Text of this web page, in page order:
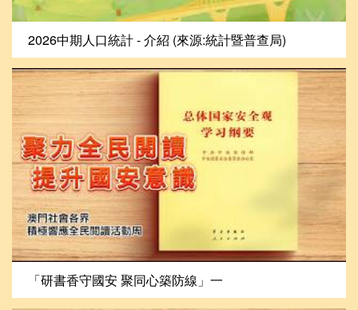
2026中期人口統計 - 介紹 (來源:統計暨普查局)
「研書香守國安 聚同心築防線」一